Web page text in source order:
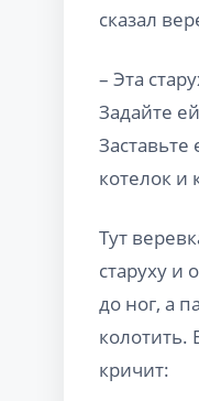
сказал
– Эта
Задайте
котелок и
Тут
старуху и
до ног, а
колотить.
кричит: